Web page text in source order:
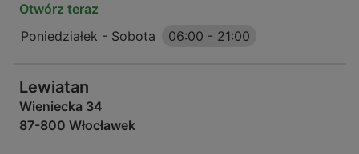
Otwórz teraz
Poniedziałek - Sobota
06:00 - 21:00
Lewiatan
Wieniecka 34
87-800 Włocławek